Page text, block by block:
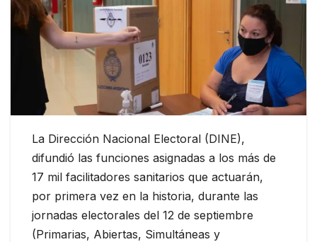
La Dirección Nacional Electoral (DINE),
difundió las funciones asignadas a los más de
17 mil facilitadores sanitarios que actuarán,
por primera vez en la historia, durante las
jornadas electorales del 12 de septiembre
(Primarias, Abiertas, Simultáneas y